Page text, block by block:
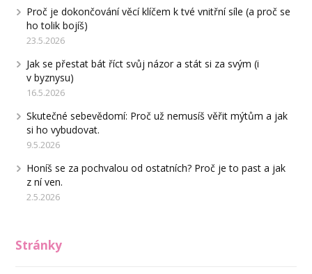
Proč je dokončování věcí klíčem k tvé vnitřní síle (a proč se
ho tolik bojíš)
23.5.2026
Jak se přestat bát říct svůj názor a stát si za svým (i
v byznysu)
16.5.2026
Skutečné sebevědomí: Proč už nemusíš věřit mýtům a jak
si ho vybudovat.
9.5.2026
Honíš se za pochvalou od ostatních? Proč je to past a jak
z ní ven.
2.5.2026
Stránky